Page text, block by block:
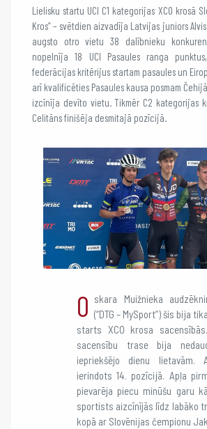
Lielisku startu UCI C1 kategorijas XCO krosā
Kros” – svētdien aizvadīja Latvijas juniors
augsto otro vietu 38 dalībnieku
nopelnīja 18 UCI Pasaules ranga
federācijas kritērijus startam pasaules un
arī kvalificēties Pasaules kausa posmam
izcīnīja devīto vietu. Tikmēr C2 kategorijas
Celitāns finišēja desmitajā pozīcijā.
O skara Muižnieka
(“DTG – MySport”) šis bija
starts XCO krosa
sacensību trase bija
iepriekšējo dienu
ierindots 14. pozīcijā. Apļa
pievarēja piecu minūšu garu
sportists aizcīnījās līdz labāko
kopā ar Slovēnijas čempionu